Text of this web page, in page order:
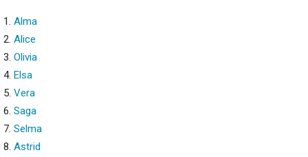
1. Alma
2. Alice
3. Olivia
4. Elsa
5. Vera
6. Saga
7. Selma
8. Astrid